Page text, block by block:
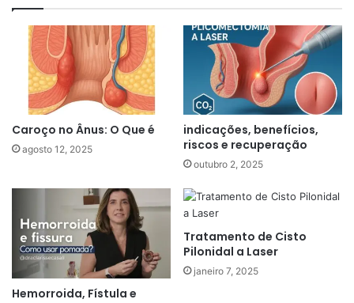
Caroço no Ânus: O Que é
agosto 12, 2025
indicações, benefícios,
riscos e recuperação
outubro 2, 2025
Hemorroida, Fístula e
Tratamento de Cisto
Pilonidal a Laser
janeiro 7, 2025